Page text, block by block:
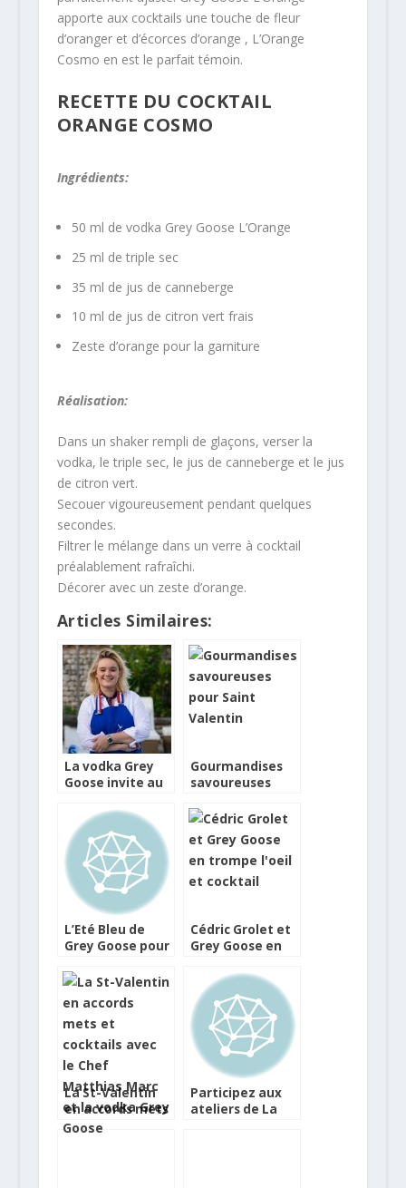
apporte aux cocktails une touche de fleur
d’oranger et d’écorces d’orange , L’Orange
Cosmo en est le parfait témoin.
RECETTE DU COCKTAIL
ORANGE COSMO
Ingrédients:
50 ml de vodka Grey Goose L’Orange
25 ml de triple sec
35 ml de jus de canneberge
10 ml de jus de citron vert frais
Zeste d’orange pour la garniture
Réalisation:
Dans un shaker rempli de glaçons, verser la
vodka, le triple sec, le jus de canneberge et le jus
de citron vert.
Secouer vigoureusement pendant quelques
secondes.
Filtrer le mélange dans un verre à cocktail
préalablement rafraîchi.
Décorer avec un zeste d’orange.
Articles Similaires:
La vodka Grey
Goose invite au
mixologie
Gourmandises
savoureuses
Valentin
L’Eté Bleu de
Grey Goose pour
cocktail Grand
Cédric Grolet et
Grey Goose en
cocktail
La St-Valentin
en accords mets
et cocktails avec
Participez aux
ateliers de La